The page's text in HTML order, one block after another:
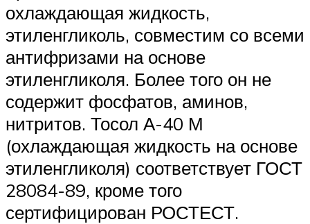
охлаждающая жидкость,
этиленгликоль, совместим со всеми
антифризами на основе
этиленгликоля. Более того он не
содержит фосфатов, аминов,
нитритов. Тосол А-40 М
(охлаждающая жидкость на основе
этиленгликоля) соответствует ГОСТ
28084-89, кроме того
сертифицирован РОСТЕСТ.